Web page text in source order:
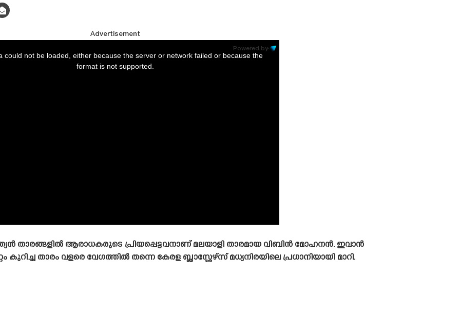
Advertisement
Powered by:
could not be loaded, either because the server or network failed or because the
format is not supported.
താരങ്ങളിൽ ആരാധകരുടെ പ്രിയപ്പെട്ടവനാണ് മലയാളി താരമായ വിബിൻ മോഹനൻ. ഇവാൻ
താരം വളരെ വേഗത്തിൽ തന്നെ കേരള ബ്ലാസ്റ്റേഴ്‌സ് മധ്യനിരയിലെ പ്രധാനിയായി മാറി.